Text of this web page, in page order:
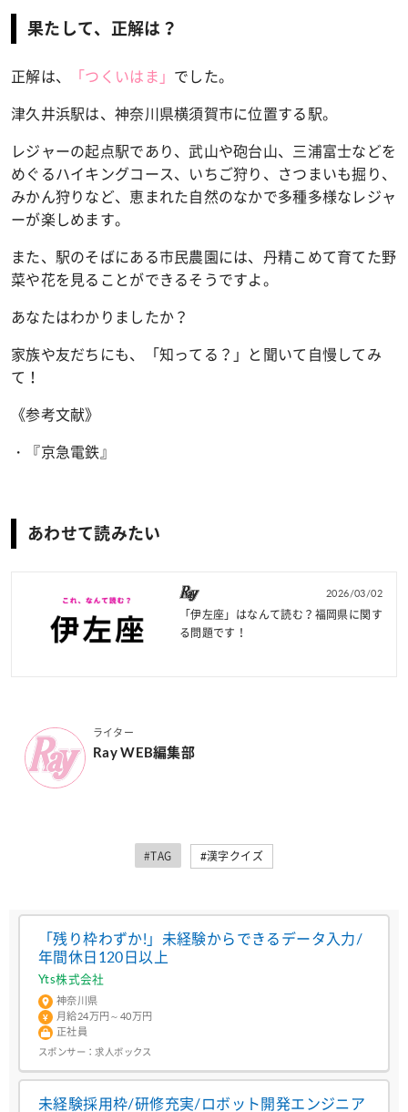
果たして、正解は？
正解は、 「つくいはま」 でした。
津久井浜駅は、神奈川県横須賀市に位置する駅。
レジャーの起点駅であり、武山や砲台山、三浦富士などを
めぐるハイキングコース、いちご狩り、さつまいも掘り、
みかん狩りなど、恵まれた自然のなかで多種多様なレジャ
ーが楽しめます。
また、駅のそばにある市民農園には、丹精こめて育てた野
菜や花を見ることができるそうですよ。
あなたはわかりましたか？
家族や友だちにも、「知ってる？」と聞いて自慢してみ
て！
《参考文献》
・『京急電鉄』
あわせて読みたい
2026/03/02
「伊左座」はなんて読む？福岡県に関す
る問題です！
ライター
Ray WEB編集部
#TAG #漢字クイズ
「残り枠わずか!」未経験からできるデータ入力/
年間休日120日以上
Yts株式会社
神奈川県
月給24万円～40万円
正社員
スポンサー：求人ボックス
未経験採用枠/研修充実/ロボット開発エンジニア